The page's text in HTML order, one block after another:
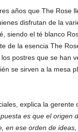
años que The Rose
disfrutan de la
siendo el té blanco
de la esencia The
postres que se han
se sirven a la mesa
explica la gerente
es que el origen
en ese orden de